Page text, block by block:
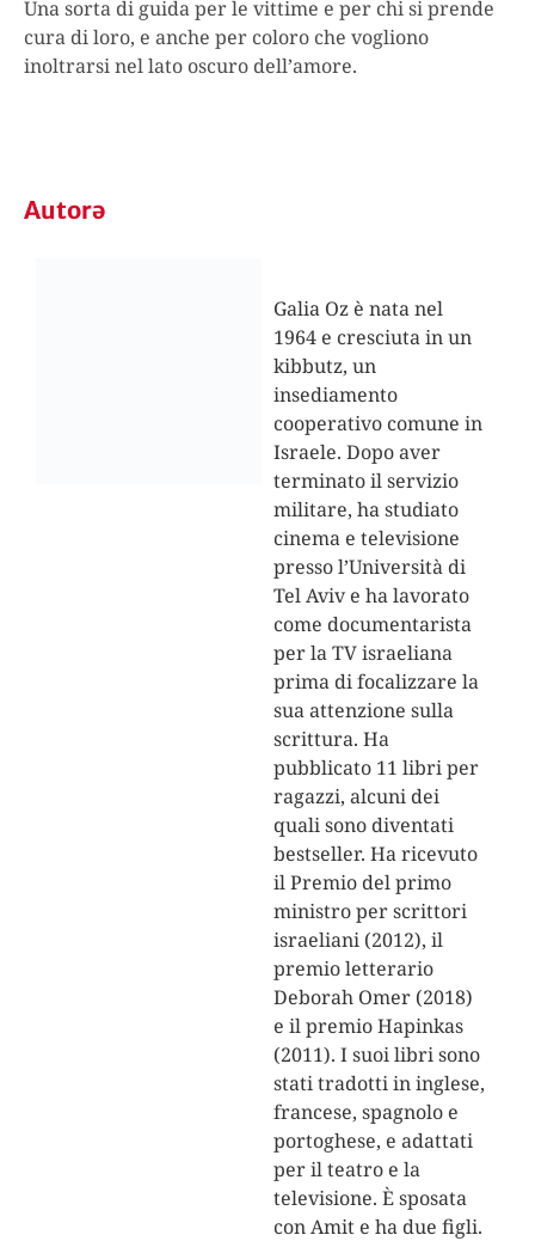
Una sorta di guida per le vittime e per chi si prende
cura di loro, e anche per coloro che vogliono
inoltrarsi nel lato oscuro dell’amore.
Autorə
Galia Oz è nata nel
1964 e cresciuta in un
kibbutz, un
insediamento
cooperativo comune in
Israele. Dopo aver
terminato il servizio
militare, ha studiato
cinema e televisione
presso l’Università di
Tel Aviv e ha lavorato
come documentarista
per la TV israeliana
prima di focalizzare la
sua attenzione sulla
scrittura. Ha
pubblicato 11 libri per
ragazzi, alcuni dei
quali sono diventati
bestseller. Ha ricevuto
il Premio del primo
ministro per scrittori
israeliani (2012), il
premio letterario
Deborah Omer (2018)
e il premio Hapinkas
(2011). I suoi libri sono
stati tradotti in inglese,
francese, spagnolo e
portoghese, e adattati
per il teatro e la
televisione. È sposata
con Amit e ha due figli.